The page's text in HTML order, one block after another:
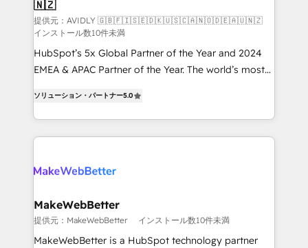
optimization ✔️ Data migrations, CRM architecture,
and reporting foundations ✔️ Custom integrations
and workflow automation ✔️ User adoption
programs, training, and enablement Through project-
based engagements and ongoing RevOps
improvements at the right time so operations
evolve strategically and sustainably as the business
🇳🇿
提供元：AVIDLY 🇬🇧🇫🇮🇸🇪🇩🇰🇺🇸🇨🇦🇳🇴🇩🇪🇦🇺🇳🇿
インストール数10件未満
HubSpot’s 5x Global Partner of the Year and 2024
EMEA & APAC Partner of the Year. The world’s most
Partner. 🚀 With 2,750+ HubSpot projects delivered
and 370+ specialists across EMEA, APAC and NAM,
we de-risk complex CRM programmes and
multi-region migrations to AI-powered automation,
scale. 🏆 HubSpot’s CEO called us “the partner of the
future.” Others agree it is proof of trust built through
measurable impact.
ソリューション・パートナー5.0
MakeWebBetter
提供元：MakeWebBetter インストール数10件未満
MakeWebBetter is a HubSpot technology partner